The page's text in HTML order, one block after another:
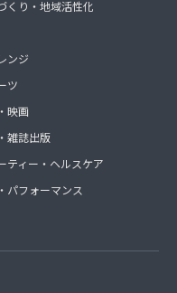
くり・地域活性化
ンジ
ツ
映画
雑誌出版
ティー・ヘルスケア
パフォーマンス